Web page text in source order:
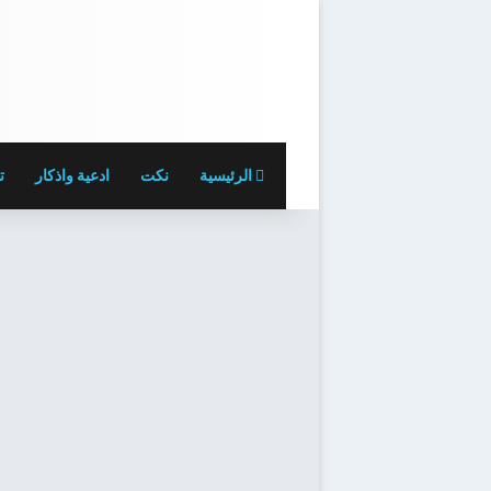
الرئيسية نكت ادعية واذكار